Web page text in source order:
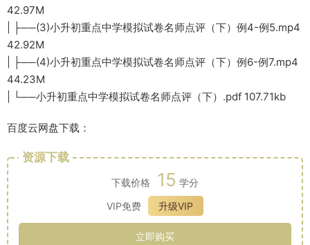
42.97M
| ├──(3)小升初重点中学模拟试卷名师点评（下）例4-例5.mp4
42.92M
| ├──(4)小升初重点中学模拟试卷名师点评（下）例6-例7.mp4
44.23M
| └──小升初重点中学模拟试卷名师点评（下）.pdf 107.71kb
百度云网盘下载：
资源下载
下载价格 15 学分
VIP免费
升级VIP
立即购买